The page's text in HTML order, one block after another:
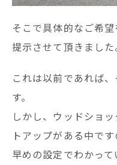
そこで具体的なご希
提示させて頂きました
これは以前であれば
す。
しかし、ウッドショ
トアップがある中で
早めの設定でわかっ